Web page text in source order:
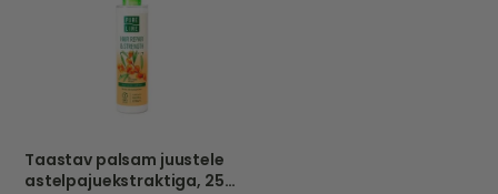
Taastav palsam juustele
astelpajuekstraktiga, 250